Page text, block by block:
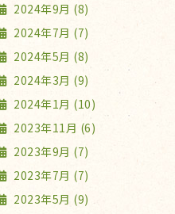
2024年9月 (8)
2024年7月 (7)
2024年5月 (8)
2024年3月 (9)
2024年1月 (10)
2023年11月 (6)
2023年9月 (7)
2023年7月 (7)
2023年5月 (9)